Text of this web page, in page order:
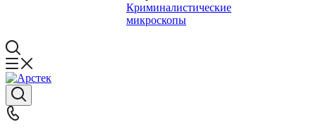
Криминалистические
микроскопы